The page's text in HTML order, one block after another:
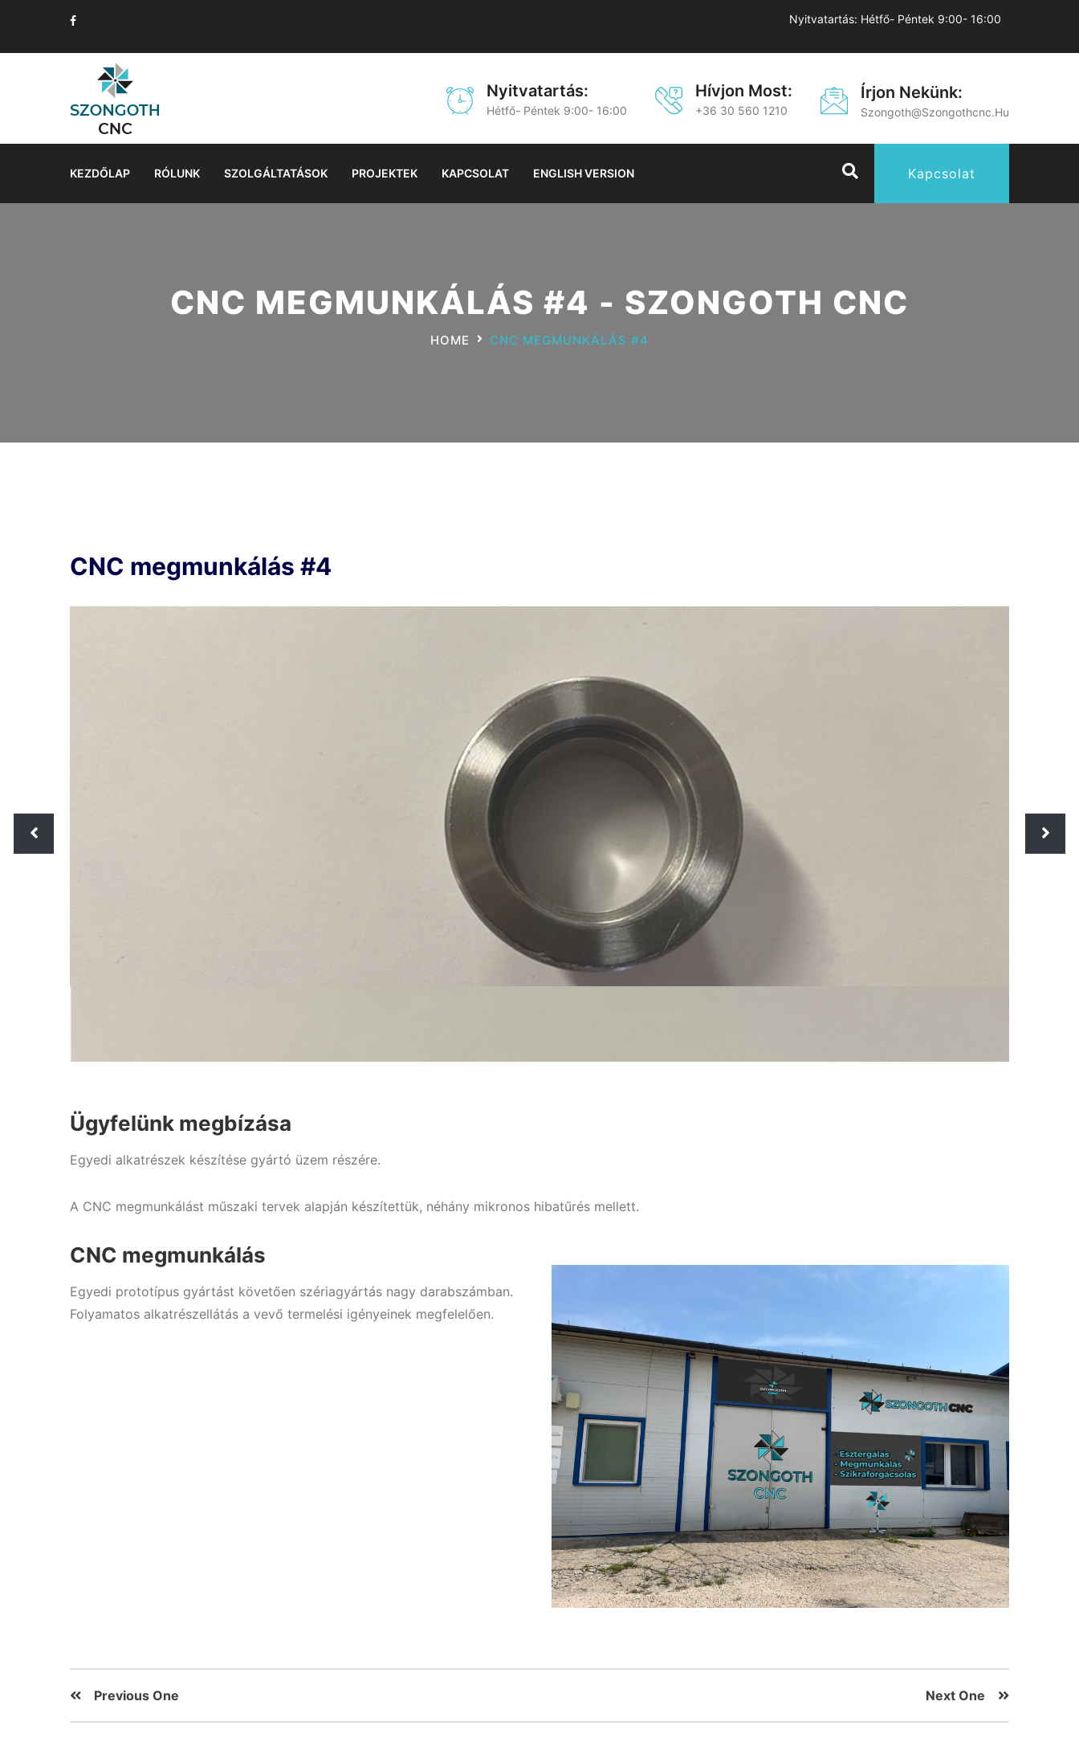
Nyitvatartás: Hétfő- Péntek 9:00- 16:00
Nyitvatartás:
Hétfő- Péntek 9:00- 16:00
Hívjon Most:
+36 30 560 1210
Írjon Nekünk:
Szongoth@szongothcnc.hu
KEZDŐLAP RÓLUNK SZOLGÁLTATÁSOK PROJEKTEK KAPCSOLAT ENGLISH VERSION Kapcsolat
CNC MEGMUNKÁLÁS #4 - SZONGOTH CNC
HOME CNC MEGMUNKÁLÁS #4
CNC megmunkálás #4
Ügyfelünk megbízása
Egyedi alkatrészek készítése gyártó üzem részére.
A CNC megmunkálást műszaki tervek alapján készítettük, néhány mikronos hibatűrés mellett.
CNC megmunkálás
Egyedi prototípus gyártást követően szériagyártás nagy darabszámban.
Folyamatos alkatrészellátás a vevő termelési igényeinek megfelelően.
Previous One Next One